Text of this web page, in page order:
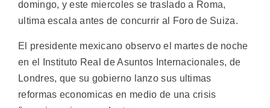
domingo, y este miercoles se traslado a Roma,
ultima escala antes de concurrir al Foro de Suiza.
El presidente mexicano observo el martes de noche
en el Instituto Real de Asuntos Internacionales, de
Londres, que su gobierno lanzo sus ultimas
reformas economicas en medio de una crisis